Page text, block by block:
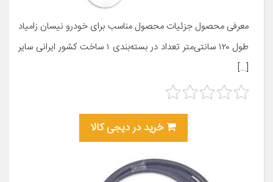
معرفی محصول جزئیات محصول مناسب برای خودرو نیسان زامیاد
طول ۱۲۰ سانتی‌متر تعداد در بسته‌بندی ۱ ساخت کشور ایرانی سایر
[…]
خرید در دیجی کالا